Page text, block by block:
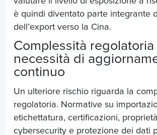
è quindi diventato parte integrante
dell’export verso la Cina.
Complessità regolatoria
necessità di
continuo
Un ulteriore rischio riguarda la
regolatoria. Normative su
etichettatura, certificazioni,
cybersecurity e protezione dei dati